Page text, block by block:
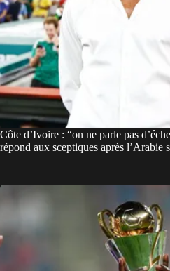
Côte d’Ivoire : “on ne parle pas
répond aux sceptiques après l’Arabie